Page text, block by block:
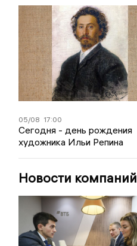
05/08 17:00
Сегодня - день рождения
художника Ильи Репина
Новости компаний